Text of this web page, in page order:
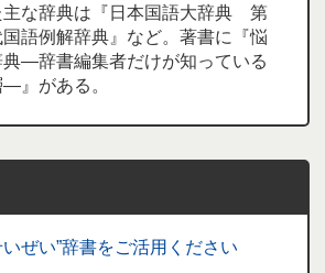
主な辞典は『日本国語大辞典 第
語例解辞典』など。著書に『悩
典―辞書編集者だけが知っている
』がある。
ぜい”辞書をご活用ください